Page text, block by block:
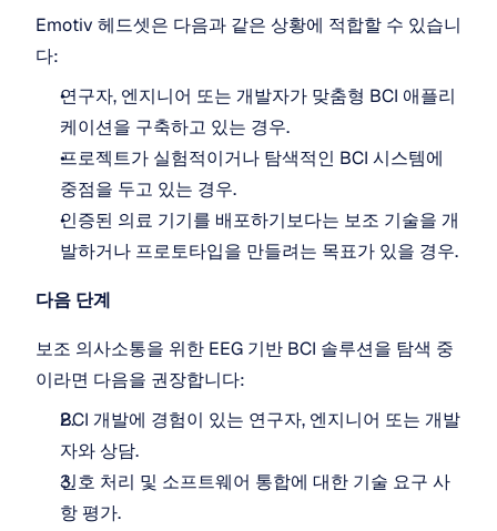
Emotiv 헤드셋은 다음과 같은 상황에 적합할 수 있습니
다:
연구자, 엔지니어 또는 개발자가 맞춤형 BCI 애플리
케이션을 구축하고 있는 경우.
프로젝트가 실험적이거나 탐색적인 BCI 시스템에
중점을 두고 있는 경우.
인증된 의료 기기를 배포하기보다는 보조 기술을 개
발하거나 프로토타입을 만들려는 목표가 있을 경우.
다음 단계
보조 의사소통을 위한 EEG 기반 BCI 솔루션을 탐색 중
이라면 다음을 권장합니다:
BCI 개발에 경험이 있는 연구자, 엔지니어 또는 개발
자와 상담.
신호 처리 및 소프트웨어 통합에 대한 기술 요구 사
항 평가.